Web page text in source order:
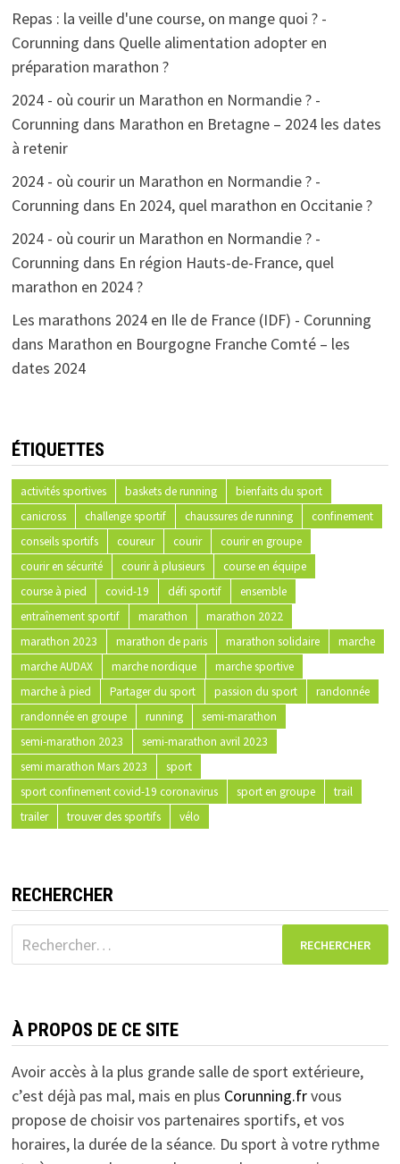
Repas : la veille d'une course, on mange quoi ? -
Corunning dans Quelle alimentation adopter en
préparation marathon ?
2024 - où courir un Marathon en Normandie ? -
Corunning dans Marathon en Bretagne – 2024 les dates
à retenir
2024 - où courir un Marathon en Normandie ? -
Corunning dans En 2024, quel marathon en Occitanie ?
2024 - où courir un Marathon en Normandie ? -
Corunning dans En région Hauts-de-France, quel
marathon en 2024 ?
Les marathons 2024 en Ile de France (IDF) - Corunning
dans Marathon en Bourgogne Franche Comté – les
dates 2024
ÉTIQUETTES
activités sportives baskets de running
bienfaits du sport
canicross
challenge sportif chaussures de running
confinement
conseils sportifs
coureur courir
courir en groupe
courir en sécurité
courir à plusieurs
course en équipe
course à pied
covid-19 défi sportif
ensemble
entraînement sportif
marathon
marathon 2022
marathon 2023
marathon de paris marathon solidaire
marche
marche AUDAX
marche nordique
marche sportive
marche à pied
Partager du sport passion du sport
randonnée
randonnée en groupe
running
semi-marathon
semi-marathon 2023
semi-marathon avril 2023
semi marathon Mars 2023
sport
sport confinement covid-19 coronavirus
sport en groupe
trail
trailer
trouver des sportifs vélo
RECHERCHER
Rechercher :
À PROPOS DE CE SITE
Avoir accès à la plus grande salle de sport extérieure,
c’est déjà pas mal, mais en plus Corunning.frvous
propose de choisir vos partenaires sportifs, et vos
horaires, la durée de la séance. Du sport à votre rythme